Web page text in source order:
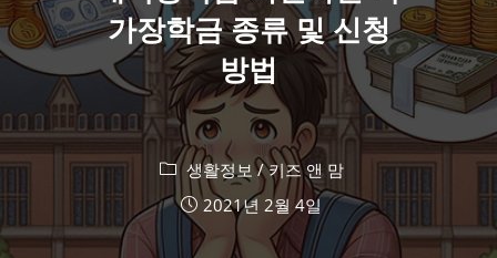
가장학금 종류 및 신청
방법
생활정보/키즈 앤 맘
2021년 2월 4일